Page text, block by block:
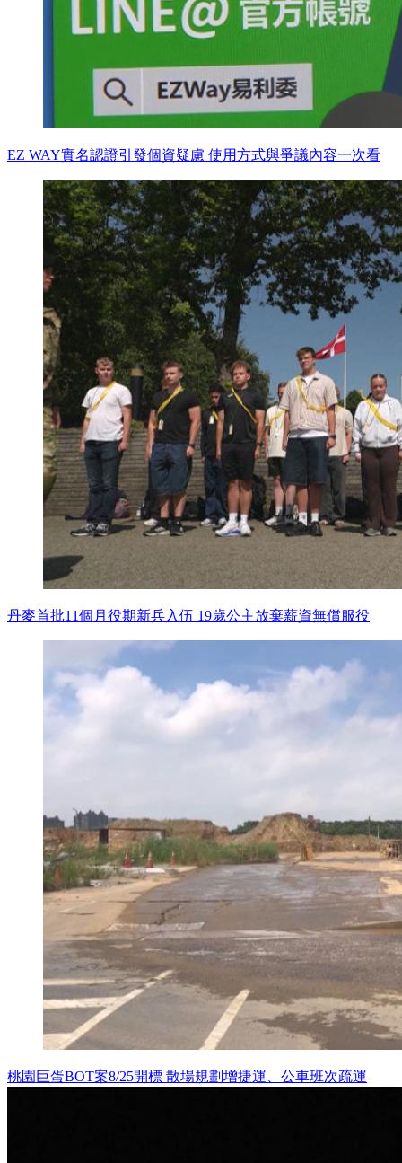
EZ WAY實名認證引發個資疑慮 使用方式與爭議內容一次看
丹麥首批11個月役期新兵入伍 19歲公主放棄薪資無償服役
桃園巨蛋BOT案8/25開標 散場規劃增捷運、公車班次疏運